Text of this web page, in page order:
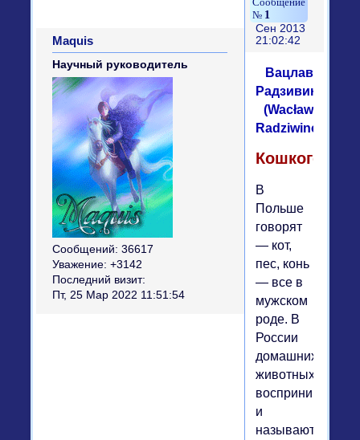
1
Сен 2013
21:02:42
Maquis
Научный руководитель
Сообщений: 36617
Уважение: +3142
Последний визит:
Пт, 25 Мар 2022 11:51:54
Вацлав
Радзивинович
(Wacław
Radziwinowicz)
Кошкоголики
В
Польше
говорят
— кот,
пес, конь
— все в
мужском
роде. В
России
домашних
животных
воспринимают
и
называют